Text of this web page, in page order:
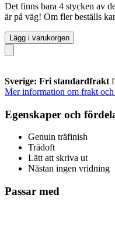
Det finns bara 4 stycken av
är på väg! Om fler beställs
Lägg i varukorgen
Sverige: Fri standardfrakt
Mer information om frakt och
Egenskaper och
Genuin träfinish
Trädoft
Lätt att skriva ut
Nästan ingen vridning
Passar med